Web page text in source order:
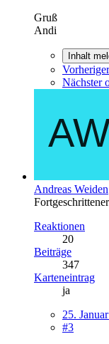
Gruß
Andi
Inhalt
Nächster
Andreas Weiden
Fortgeschrittener
Reaktionen
20
Beiträge
347
Karteneintrag
ja
25.
#3